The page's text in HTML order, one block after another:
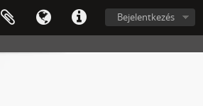
Bejelentkezés